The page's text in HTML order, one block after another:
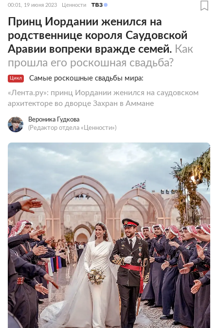
00:01, 19 июня 2023 Ценности
Принц Иордании женился на
родственнице короля Саудовской
Аравии вопреки вражде семей. Как
прошла его роскошная свадьба?
Цикл Самые роскошные свадьбы мира:
«Лента.ру»: принц Иордании женился на саудовском
архитекторе во дворце Захран в Аммане
Вероника Гудкова
(Редактор отдела «Ценности»)